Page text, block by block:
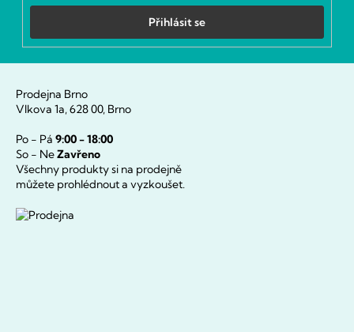
Přihlásit se
Prodejna Brno
Vlkova 1a, 628 00, Brno
Po - Pá 9:00 - 18:00
So - NeZavřeno
Všechny produkty si na prodejně
můžete prohlédnout a vyzkoušet.